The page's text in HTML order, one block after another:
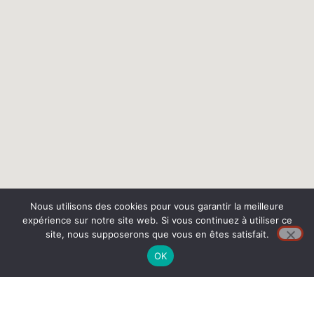
Nous utilisons des cookies pour vous garantir la meilleure
expérience sur notre site web. Si vous continuez à utiliser ce
site, nous supposerons que vous en êtes satisfait.
OK